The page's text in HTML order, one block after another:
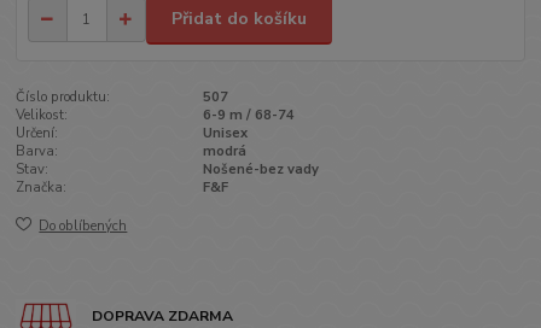
Přidat do košíku
Číslo produktu:
507
Velikost:
6-9 m / 68-74
Určení:
Unisex
Barva:
modrá
Stav:
Nošené-bez vady
Značka:
F&F
Do oblíbených
DOPRAVA ZDARMA